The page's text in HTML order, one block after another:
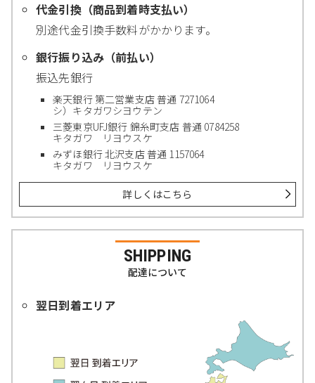
代金引換（商品到着時支払い）
別途代金引換手数料がかかります。
銀行振り込み（前払い）
振込先銀行
楽天銀行 第二営業支店 普通 7271064
シ）キタガワシヨウテン
三菱東京UFJ銀行 錦糸町支店 普通 0784258
キタガワ リヨウスケ
みずほ銀行 北沢支店 普通 1157064
キタガワ リヨウスケ
詳しくはこちら
SHIPPING
配達について
翌日到着エリア